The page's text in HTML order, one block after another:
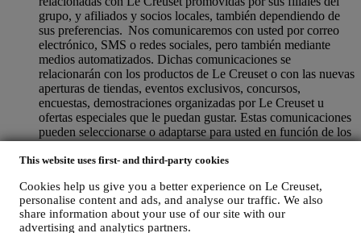
This website uses first- and third-party cookies
Cookies help us give you a better experience on Le Creuset,
personalise content and ads, and analyse our traffic. We also
share information about your use of our site with our
advertising and analytics partners.
grupo, y afiliados y socios locales, también dependiendo de
sus preferencias. Nos comunicaremos con usted por correo
electrónico, SMS o redes sociales, pero también mediante
medios automatizados. Dichas comunicaciones se
relacionarán con los productos de Le Creuset o con las nuevas
aperturas de tiendas, eventos exclusivos, concursos,
encuestas, demostraciones organizadas por Le Creuset u
ofertas especiales que le puedan gustar. Estas comunicaciones
pueden seleccionarse o adaptarse para usted en función de los
historial de compras, o las preferencias de nuestros productos.
nos permite personalizar nuestras comunicaciones para
hacerlas más relevantes e interesantes. No será utilizada para
otros efectos. También recopilamos estadísticas sobre la